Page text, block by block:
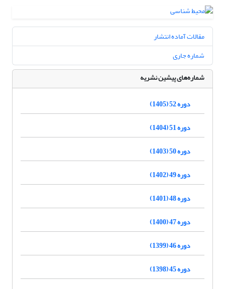
مقالات آماده انتشار
شماره جاری
شماره‌های پیشین نشریه
دوره 52 (1405)
دوره 51 (1404)
دوره 50 (1403)
دوره 49 (1402)
دوره 48 (1401)
دوره 47 (1400)
دوره 46 (1399)
دوره 45 (1398)